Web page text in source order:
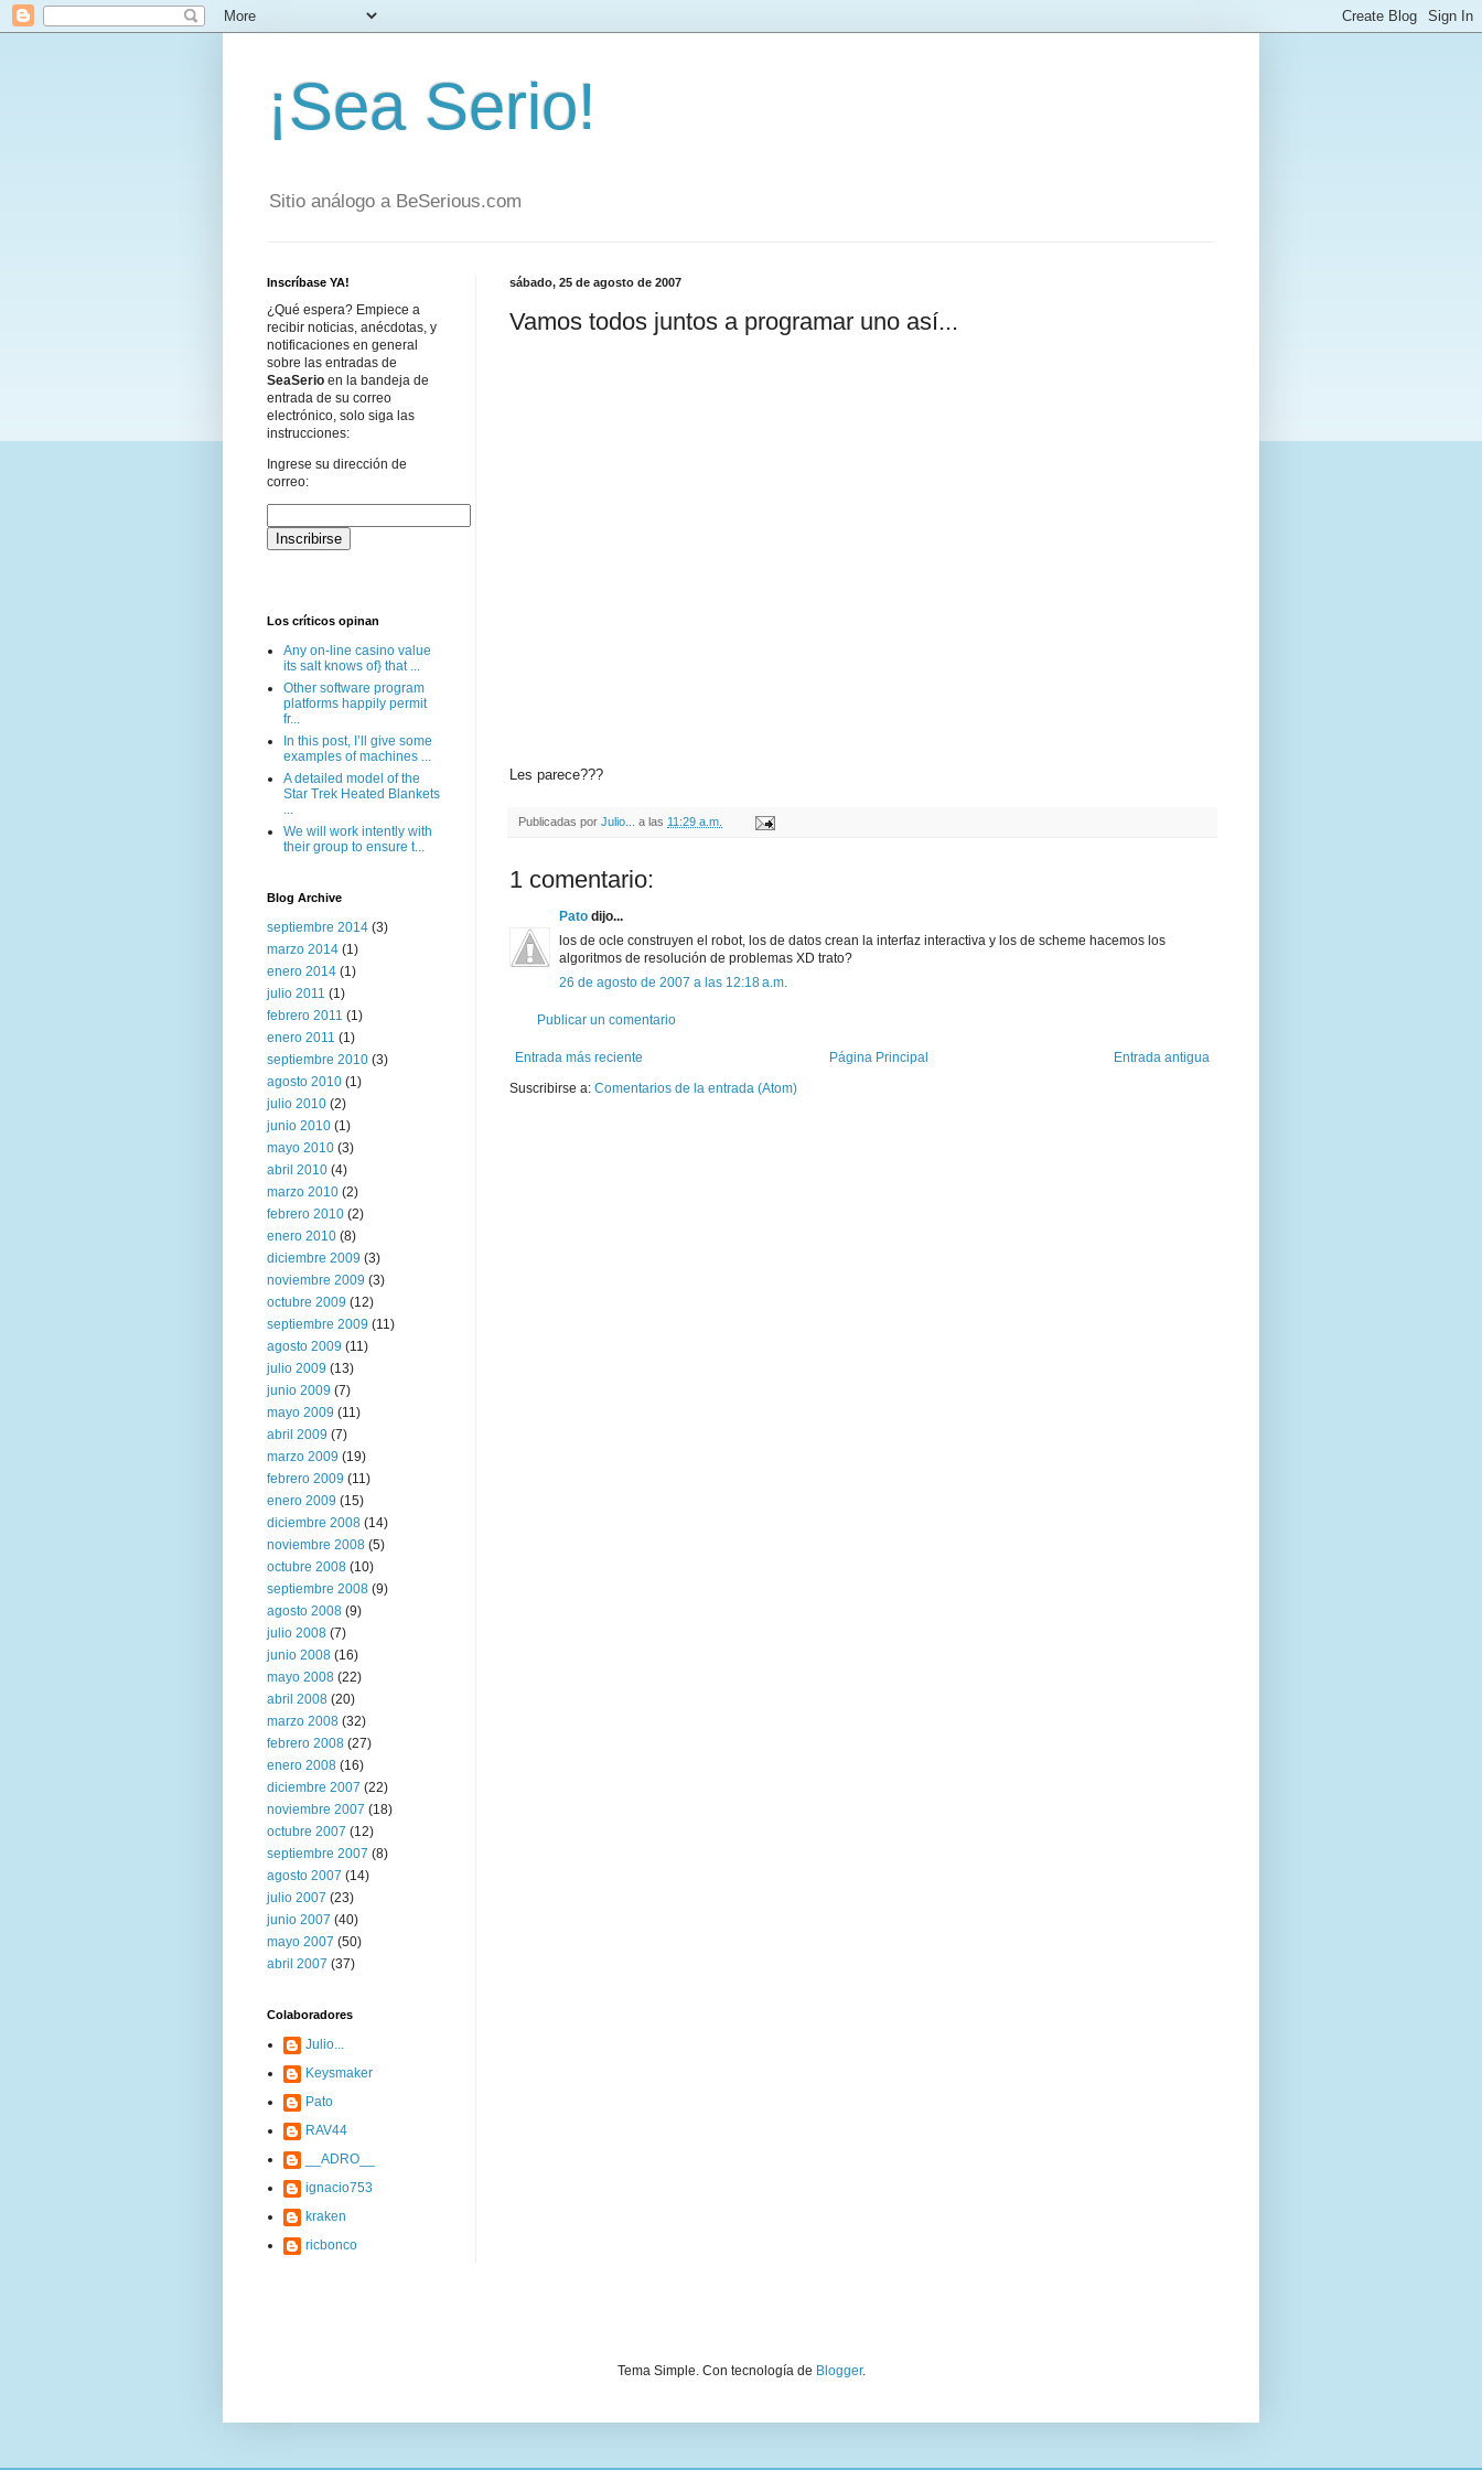
¡Sea Serio!
Sitio análogo a BeSerious.com
sábado, 25 de agosto de 2007
Vamos todos juntos a programar uno así...
Les parece???
Publicadas por Julio... a las 11:29 a.m.
1 comentario:
Pato dijo...
los de ocle construyen el robot, los de datos crean la interfaz interactiva y los de scheme hacemos los
algoritmos de resolución de problemas XD trato?
26 de agosto de 2007 a las 12:18 a.m.
Publicar un comentario
Entrada más reciente Entrada antigua
Página Principal
Suscribirse a: Comentarios de la entrada (Atom)
Inscríbase YA!
¿Qué espera? Empiece a
recibir noticias, anécdotas, y
notificaciones en general
sobre las entradas de
SeaSerio en la bandeja de
entrada de su correo
electrónico, solo siga las
instrucciones:
Ingrese su dirección de
correo:
Los críticos opinan
Any on-line casino value
its salt knows of} that ...
Other software program
platforms happily permit
fr...
In this post, I’ll give some
examples of machines ...
A detailed model of the
Star Trek Heated Blankets
...
We will work intently with
their group to ensure t...
Blog Archive
septiembre 2014 (3)
marzo 2014 (1)
enero 2014 (1)
julio 2011 (1)
febrero 2011 (1)
enero 2011 (1)
septiembre 2010 (3)
agosto 2010 (1)
julio 2010 (2)
junio 2010 (1)
mayo 2010 (3)
abril 2010 (4)
marzo 2010 (2)
febrero 2010 (2)
enero 2010 (8)
diciembre 2009 (3)
noviembre 2009 (3)
octubre 2009 (12)
septiembre 2009 (11)
agosto 2009 (11)
julio 2009 (13)
junio 2009 (7)
mayo 2009 (11)
abril 2009 (7)
marzo 2009 (19)
febrero 2009 (11)
enero 2009 (15)
diciembre 2008 (14)
noviembre 2008 (5)
octubre 2008 (10)
septiembre 2008 (9)
agosto 2008 (9)
julio 2008 (7)
junio 2008 (16)
mayo 2008 (22)
abril 2008 (20)
marzo 2008 (32)
febrero 2008 (27)
enero 2008 (16)
diciembre 2007 (22)
noviembre 2007 (18)
octubre 2007 (12)
septiembre 2007 (8)
agosto 2007 (14)
julio 2007 (23)
junio 2007 (40)
mayo 2007 (50)
abril 2007 (37)
Colaboradores
Julio...
Keysmaker
Pato
RAV44
__ADRO__
ignacio753
kraken
ricbonco
Tema Simple. Con tecnología de Blogger.